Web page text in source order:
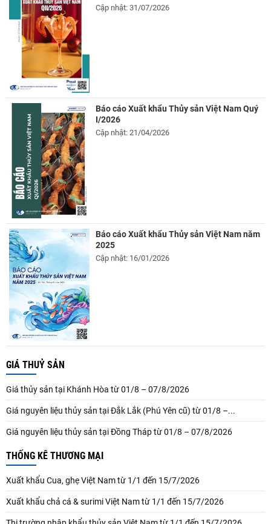
Cập nhật: 31/07/2026
Báo cáo Xuất khẩu Thủy sản Việt Nam Quý
I/2026
Cập nhật: 21/04/2026
Báo cáo Xuất khẩu Thủy sản Việt Nam năm
2025
Cập nhật: 16/01/2026
GIÁ THUỶ SẢN
Giá thủy sản tại Khánh Hòa từ 01/8 – 07/8/2026
Giá nguyên liệu thủy sản tại Đắk Lắk (Phú Yên cũ) từ 01/8 –...
Giá nguyên liệu thủy sản tại Đồng Tháp từ 01/8 – 07/8/2026
THỐNG KÊ THƯƠNG MẠI
Xuất khẩu Cua, ghẹ Việt Nam từ 1/1 đến 15/7/2026
Xuất khẩu chả cá & surimi Việt Nam từ 1/1 đến 15/7/2026